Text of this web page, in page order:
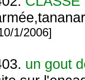
1/2006]
un gout